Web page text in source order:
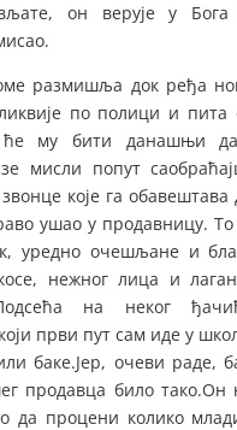
он верује у
размишља док ређа
по полици и пита
ће му бити данашњи
мисли попут
које га обавештава
ушао у продавницу. То
уредно очешљане и
нежног лица и
на неког
први пут сам иде у
баке.Јер, очеви раде,
продавца било тако.Он
да процени колико